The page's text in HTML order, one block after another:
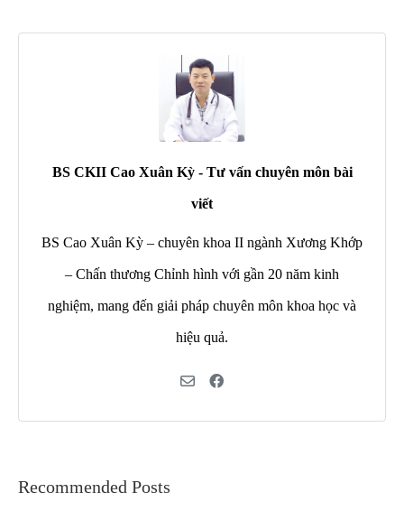
BS CKII Cao Xuân Kỳ - Tư vấn chuyên môn bài
viết
BS Cao Xuân Kỳ – chuyên khoa II ngành Xương Khớp
– Chấn thương Chỉnh hình với gần 20 năm kinh
nghiệm, mang đến giải pháp chuyên môn khoa học và
hiệu quả.
Recommended Posts